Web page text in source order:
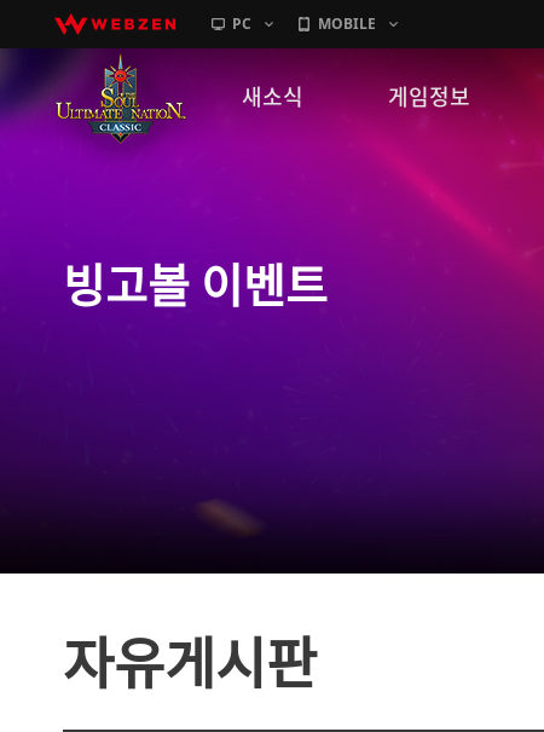
PC MOBILE
새소식
GM노트
이벤트
게임정보
세계관
캐릭터소개
빙고볼 이벤트
자유게시판